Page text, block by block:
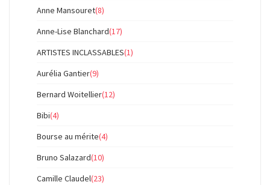
Anne Mansouret(8)
Anne-Lise Blanchard(17)
ARTISTES INCLASSABLES(1)
Aurélia Gantier(9)
Bernard Woitellier(12)
Bibi(4)
Bourse au mérite(4)
Bruno Salazard(10)
Camille Claudel(23)